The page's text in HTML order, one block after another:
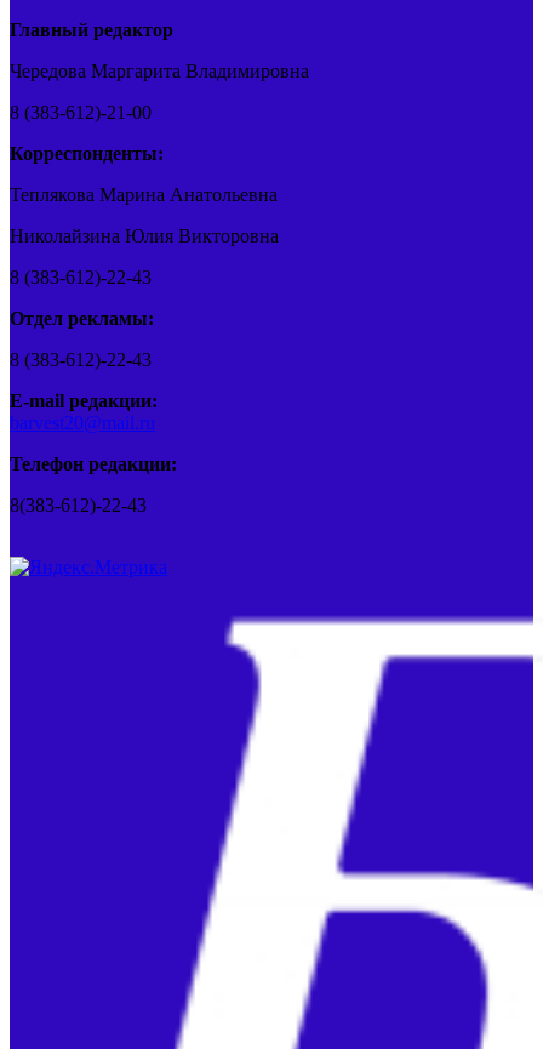
Главный редактор
Чередова Маргарита Владимировна
8 (383-612)-21-00
Корреспонденты:
Теплякова Марина Анатольевна
Николайзина Юлия Викторовна
8 (383-612)-22-43
Отдел рекламы:
8 (383-612)-22-43
E-mail редакции:
barvest20@mail.ru
Телефон редакции:
8(383-612)-22-43